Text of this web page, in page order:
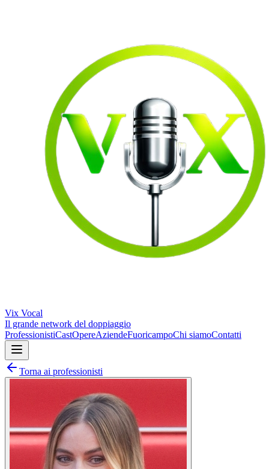
Vix Vocal
Il grande network del doppiaggio
ProfessionistiCastOpereAziendeFuoricampoChi siamoContatti
Torna ai professionisti